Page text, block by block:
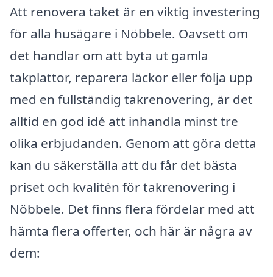
Att renovera taket är en viktig investering
för alla husägare i Nöbbele. Oavsett om
det handlar om att byta ut gamla
takplattor, reparera läckor eller följa upp
med en fullständig takrenovering, är det
alltid en god idé att inhandla minst tre
olika erbjudanden. Genom att göra detta
kan du säkerställa att du får det bästa
priset och kvalitén för takrenovering i
Nöbbele. Det finns flera fördelar med att
hämta flera offerter, och här är några av
dem: